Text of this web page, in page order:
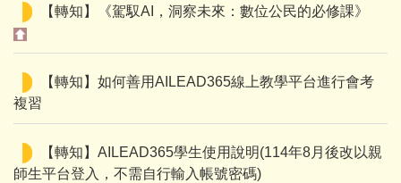
【轉知】《駕馭AI，洞察未來：數位公民的必修課》
【轉知】如何善用AILEAD365線上教學平台進行會考
複習
【轉知】AILEAD365學生使用說明(114年8月後改以親
師生平台登入，不需自行輸入帳號密碼)